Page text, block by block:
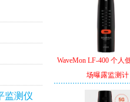
监测仪
WaveMon LF-400 个人
场曝露监测计